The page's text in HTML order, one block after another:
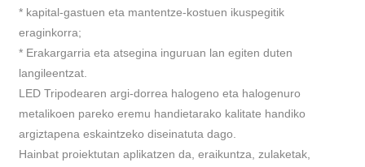
* kapital-gastuen eta mantentze-kostuen ikuspegitik
eraginkorra;
* Erakargarria eta atsegina inguruan lan egiten duten
langileentzat.
LED Tripodearen argi-dorrea halogeno eta halogenuro
metalikoen pareko eremu handietarako kalitate handiko
argiztapena eskaintzeko diseinatuta dago.
Hainbat proiektutan aplikatzen da, eraikuntza, zulaketak,